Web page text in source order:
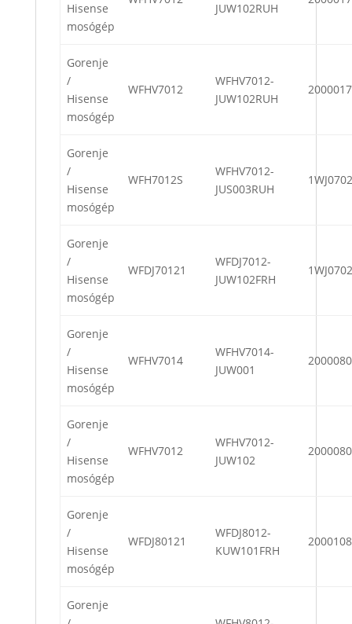
Hisense
mosógép
JUW102RUH
Gorenje
/
Hisense
mosógép
WFHV7012
WFHV7012-
JUW102RUH
Gorenje
/
Hisense
mosógép
WFH7012S
WFHV7012-
JUS003RUH
Gorenje
/
Hisense
mosógép
WFDJ70121
WFDJ7012-
JUW102FRH
Gorenje
/
Hisense
mosógép
WFHV7014
WFHV7014-
JUW001
Gorenje
/
Hisense
mosógép
WFHV7012
WFHV7012-
JUW102
Gorenje
/
Hisense
mosógép
WFDJ80121
WFDJ8012-
KUW101FRH
Gorenje